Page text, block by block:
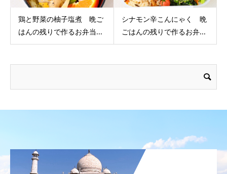
鶏と野菜の柚子塩煮 晩ご
はんの残りで作るお弁当...
シナモン辛こんにゃく 晩
ごはんの残りで作るお弁...